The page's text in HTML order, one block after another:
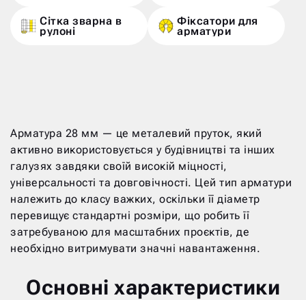
Сітка зварна в
рулоні
Фіксатори для
арматури
Арматура 28 мм — це металевий пруток, який
активно використовується у будівництві та інших
галузях завдяки своїй високій міцності,
універсальності та довговічності. Цей тип арматури
належить до класу важких, оскільки її діаметр
перевищує стандартні розміри, що робить її
затребуваною для масштабних проєктів, де
необхідно витримувати значні навантаження.
Основні характеристики